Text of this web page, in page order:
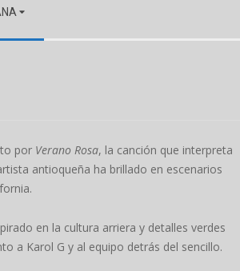
por Verano Rosa, la canción que interpreta
antioqueña ha brillado en escenarios
en la cultura arriera y detalles verdes
a Karol G y al equipo detrás del sencillo.